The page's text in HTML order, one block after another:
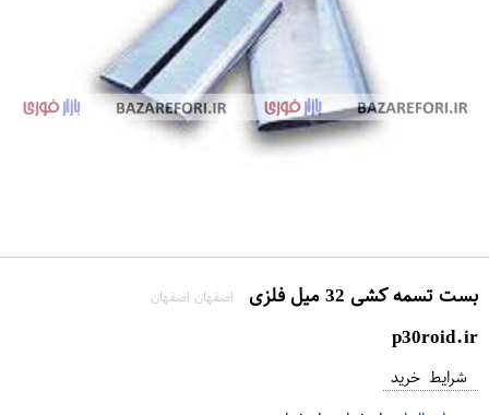
بست تسمه کشی 32 میل فلزی اصفهان اصفهان
p30roid.ir
شرایط خرید